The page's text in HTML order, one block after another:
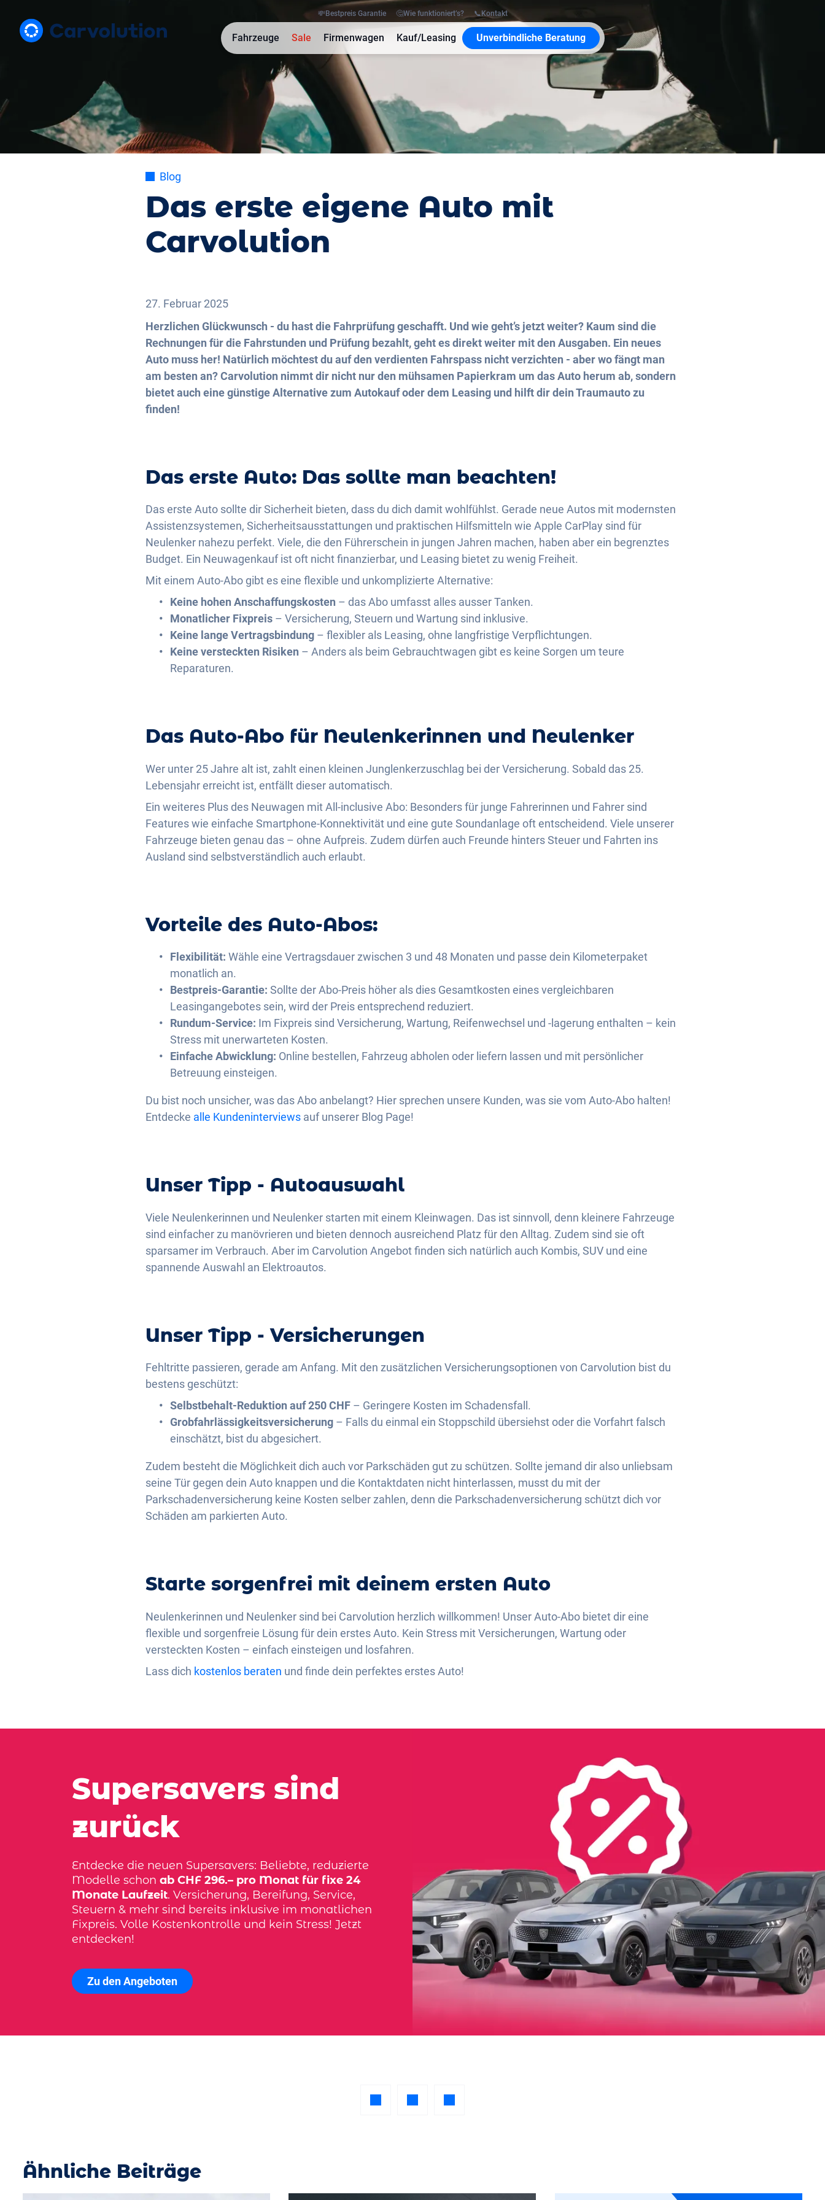
💸Bestpreis Garantie 🤔Wie funktioniert’s? 📞 Kontakt
Fahrzeuge Sale Firmenwagen Kauf/Leasing Unverbindliche Beratung
Blog
Das erste eigene Auto mit
Carvolution
27. Februar 2025
Herzlichen Glückwunsch - du hast die Fahrprüfung geschafft. Und wie geht’s jetzt weiter? Kaum sind die
Rechnungen für die Fahrstunden und Prüfung bezahlt, geht es direkt weiter mit den Ausgaben. Ein neues
Auto muss her! Natürlich möchtest du auf den verdienten Fahrspass nicht verzichten - aber wo fängt man
am besten an? Carvolution nimmt dir nicht nur den mühsamen Papierkram um das Auto herum ab, sondern
bietet auch eine günstige Alternative zum Autokauf oder dem Leasing und hilft dir dein Traumauto zu
finden!
Das erste Auto: Das sollte man beachten!
Das erste Auto sollte dir Sicherheit bieten, dass du dich damit wohlfühlst. Gerade neue Autos mit modernsten
Assistenzsystemen, Sicherheitsausstattungen und praktischen Hilfsmitteln wie Apple CarPlay sind für
Neulenker nahezu perfekt. Viele, die den Führerschein in jungen Jahren machen, haben aber ein begrenztes
Budget. Ein Neuwagenkauf ist oft nicht finanzierbar, und Leasing bietet zu wenig Freiheit.
Mit einem Auto-Abo gibt es eine flexible und unkomplizierte Alternative:
Keine hohen Anschaffungskosten – das Abo umfasst alles ausser Tanken.
Monatlicher Fixpreis – Versicherung, Steuern und Wartung sind inklusive.
Keine lange Vertragsbindung – flexibler als Leasing, ohne langfristige Verpflichtungen.
Keine versteckten Risiken – Anders als beim Gebrauchtwagen gibt es keine Sorgen um teure
Reparaturen.
Das Auto-Abo für Neulenkerinnen und Neulenker
Wer unter 25 Jahre alt ist, zahlt einen kleinen Junglenkerzuschlag bei der Versicherung. Sobald das 25.
Lebensjahr erreicht ist, entfällt dieser automatisch.
Ein weiteres Plus des Neuwagen mit All-inclusive Abo: Besonders für junge Fahrerinnen und Fahrer sind
Features wie einfache Smartphone-Konnektivität und eine gute Soundanlage oft entscheidend. Viele unserer
Fahrzeuge bieten genau das – ohne Aufpreis. Zudem dürfen auch Freunde hinters Steuer und Fahrten ins
Ausland sind selbstverständlich auch erlaubt.
Vorteile des Auto-Abos:
Flexibilität: Wähle eine Vertragsdauer zwischen 3 und 48 Monaten und passe dein Kilometerpaket
monatlich an.
Bestpreis-Garantie: Sollte der Abo-Preis höher als dies Gesamtkosten eines vergleichbaren
Leasingangebotes sein, wird der Preis entsprechend reduziert.
Rundum-Service: Im Fixpreis sind Versicherung, Wartung, Reifenwechsel und -lagerung enthalten – kein
Stress mit unerwarteten Kosten.
Einfache Abwicklung: Online bestellen, Fahrzeug abholen oder liefern lassen und mit persönlicher
Betreuung einsteigen.
Du bist noch unsicher, was das Abo anbelangt? Hier sprechen unsere Kunden, was sie vom Auto-Abo halten!
Entdecke alle Kundeninterviews auf unserer Blog Page!
Unser Tipp - Autoauswahl
Viele Neulenkerinnen und Neulenker starten mit einem Kleinwagen. Das ist sinnvoll, denn kleinere Fahrzeuge
sind einfacher zu manövrieren und bieten dennoch ausreichend Platz für den Alltag. Zudem sind sie oft
sparsamer im Verbrauch. Aber im Carvolution Angebot finden sich natürlich auch Kombis, SUV und eine
spannende Auswahl an Elektroautos.
Unser Tipp - Versicherungen
Fehltritte passieren, gerade am Anfang. Mit den zusätzlichen Versicherungsoptionen von Carvolution bist du
bestens geschützt:
Selbstbehalt-Reduktion auf 250 CHF – Geringere Kosten im Schadensfall.
Grobfahrlässigkeitsversicherung – Falls du einmal ein Stoppschild übersiehst oder die Vorfahrt falsch
einschätzt, bist du abgesichert.
Zudem besteht die Möglichkeit dich auch vor Parkschäden gut zu schützen. Sollte jemand dir also unliebsam
seine Tür gegen dein Auto knappen und die Kontaktdaten nicht hinterlassen, musst du mit der
Parkschadenversicherung keine Kosten selber zahlen, denn die Parkschadenversicherung schützt dich vor
Schäden am parkierten Auto.
Starte sorgenfrei mit deinem ersten Auto
Neulenkerinnen und Neulenker sind bei Carvolution herzlich willkommen! Unser Auto-Abo bietet dir eine
flexible und sorgenfreie Lösung für dein erstes Auto. Kein Stress mit Versicherungen, Wartung oder
versteckten Kosten – einfach einsteigen und losfahren.
Lass dich kostenlos beraten und finde dein perfektes erstes Auto!
Supersavers sind
zurück
Entdecke die neuen Supersavers: Beliebte, reduzierte
Modelle schon ab CHF 296.– pro Monat für fixe 24
Monate Laufzeit. Versicherung, Bereifung, Service,
Steuern & mehr sind bereits inklusive im monatlichen
Fixpreis. Volle Kostenkontrolle und kein Stress! Jetzt
entdecken!
Zu den Angeboten
Ähnliche Beiträge